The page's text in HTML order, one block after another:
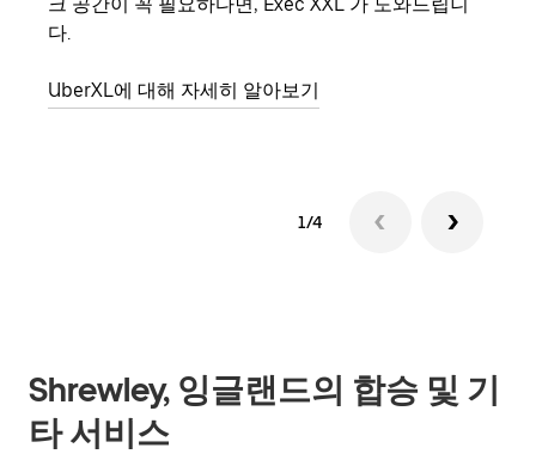
다.
UberXL에 대해 자세히 알아보기
1/4
Shrewley, 잉글랜드의 합승 및 기
타 서비스